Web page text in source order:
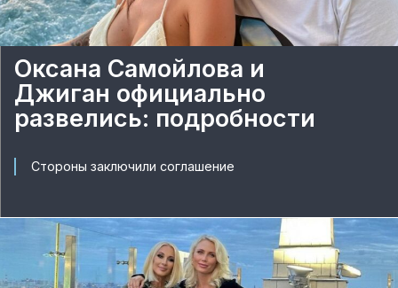
Оксана Самойлова и
Джиган официально
развелись: подробности
Стороны заключили соглашение